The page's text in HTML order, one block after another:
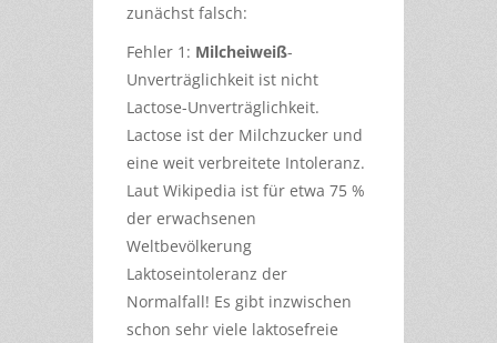
zunächst falsch:
Fehler 1: Milcheiweiß-
Unverträglichkeit ist nicht
Lactose-Unverträglichkeit.
Lactose ist der Milchzucker und
eine weit verbreitete Intoleranz.
Laut Wikipedia ist für etwa 75 %
der erwachsenen
Weltbevölkerung
Laktoseintoleranz der
Normalfall! Es gibt inzwischen
schon sehr viele laktosefreie